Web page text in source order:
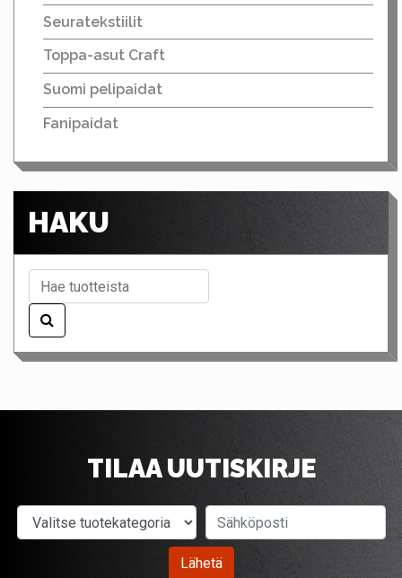
Seuratekstiilit
Toppa-asut Craft
Suomi pelipaidat
Fanipaidat
HAKU
TILAA UUTISKIRJE
Valitse tuotekategoria
Lähetä